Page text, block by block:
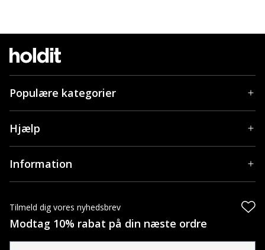
Populære kategorier
Hjælp
Information
Tilmeld dig vores nyhedsbrev
Modtag 10% rabat på din næste ordre